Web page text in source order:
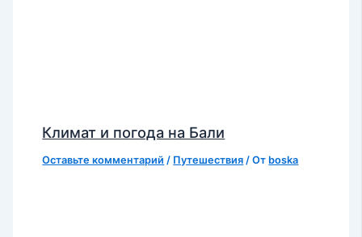
Климат и погода на Бали
Оставьте комментарий / Путешествия / От boska